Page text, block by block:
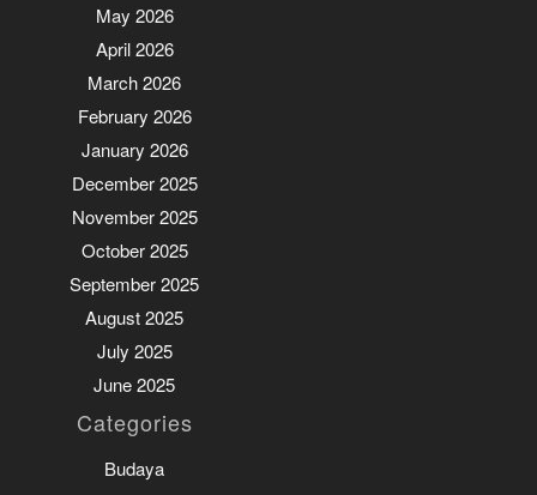
May 2026
April 2026
March 2026
February 2026
January 2026
December 2025
November 2025
October 2025
September 2025
August 2025
July 2025
June 2025
Categories
Budaya